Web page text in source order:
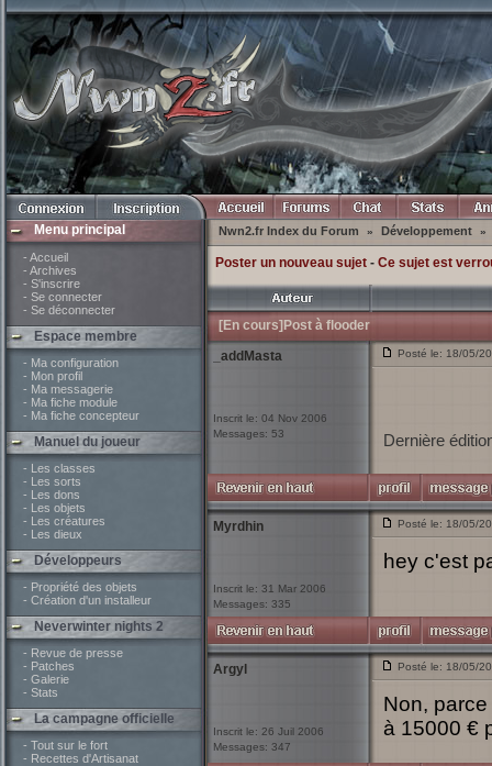
Menu principal
- Accueil
- Archives
- S'inscrire
- Se connecter
- Se déconnecter
Espace membre
- Ma configuration
- Mon profil
- Ma messagerie
- Ma fiche module
- Ma fiche concepteur
Manuel du joueur
- Les classes
- Les sorts
- Les dons
- Les objets
- Les créatures
- Les dieux
Développeurs
- Propriété des objets
- Création d'un installeur
Neverwinter nights 2
- Revue de presse
- Patches
- Galerie
- Stats
La campagne officielle
- Tout sur le fort
- Recettes d'Artisanat
Nwn2.fr Index du Forum » Développement »
Poster un nouveau sujet- Ce sujet est
[En cours]Post à flooder
_addMasta
Inscrit le: 04 Nov 2006
Messages: 53
Posté le: 18/05/
Dernière
Myrdhin
Inscrit le: 31 Mar 2006
Messages: 335
Posté le: 18/05/
hey c'est
Argyl
Inscrit le: 26 Juil 2006
Messages: 347
Posté le: 18/05/
Non,
à 15000 €